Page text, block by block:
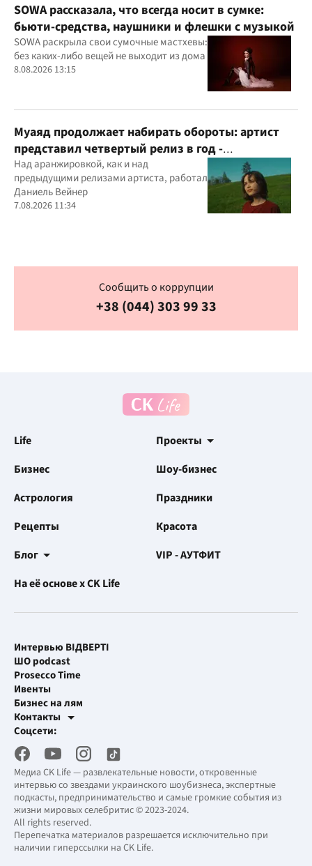
SOWA рассказала, что всегда носит в сумке:
бьюти-средства, наушники и флешки с музыкой
SOWA раскрыла свои сумочные мастхевы:
без каких-либо вещей не выходит из дома
8.08.2026 13:15
Муаяд продолжает набирать обороты: артист
представил четвертый релиз в год -
кинематографическую балладу "Ты одна"
Над аранжировкой, как и над
предыдущими релизами артиста, работал
Даниель Вейнер
7.08.2026 11:34
Сообщить о коррупции
+38 (044) 303 99 33
Life
Проекты
Бизнес
Шоу-бизнес
Астрология
Праздники
Рецепты
Красота
Блог
VIP - АУТФИТ
На её основе x CK Life
Медиа CK Life — развлекательные новости, откровенные
интервью со звездами украинского шоубизнеса, экспертные
подкасты, предпринимательство и самые громкие события из
жизни мировых селебритис © 2023-2024.
All rights reserved.
Перепечатка материалов разрешается исключительно при
наличии гиперссылки на CK Life.
Интервью ВІДВЕРТІ
ШО podcast
Prosecco Time
Ивенты
Бизнес на лям
Контакты
Рекламные интеграции
Рабочая почта
Соцсети: